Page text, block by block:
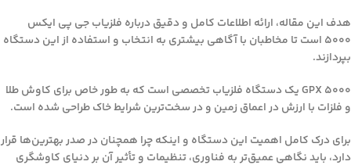
هدف این مقاله، ارائه اطلاعات کامل و دقیق درباره فلزیاب جی پی ایکس
۵۰۰۰ است تا مخاطبان با آگاهی بیشتری به انتخاب و استفاده از این دستگاه
بپردازند.
GPX 5000 یک دستگاه فلزیاب تخصصی است که به طور خاص برای کاوش طلا
و فلزات با ارزش در اعماق زمین و در سخت‌ترین شرایط خاک طراحی شده است.
برای درک کامل اهمیت این دستگاه و اینکه چرا همچنان در صدر بهترین‌ها قرار
دارد، باید نگاهی عمیق‌تر به فناوری، تنظیمات و تأثیر آن بر دنیای کاوشگری